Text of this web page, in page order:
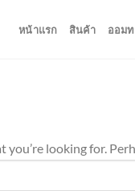
หน้าแรก สินค้า ออม
you’re looking for.